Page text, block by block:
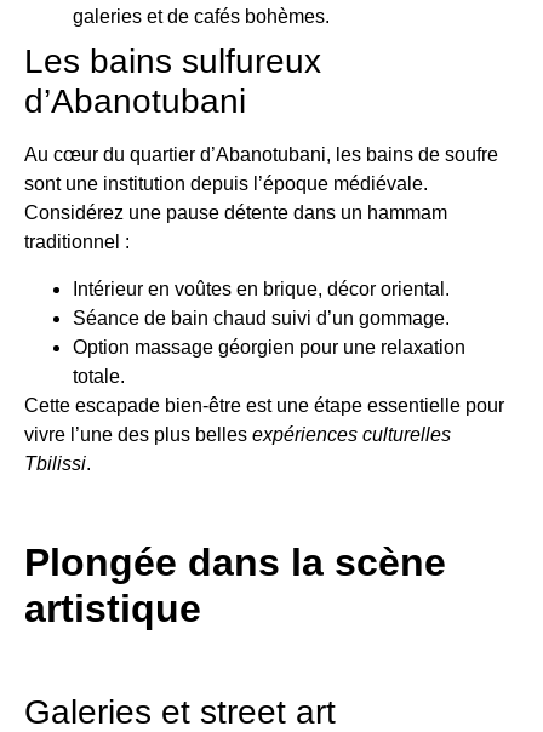
galeries et de cafés bohèmes.
Les bains sulfureux
d’Abanotubani
Au cœur du quartier d’Abanotubani, les bains de soufre
sont une institution depuis l’époque médiévale.
Considérez une pause détente dans un hammam
traditionnel :
Intérieur en voûtes en brique, décor oriental.
Séance de bain chaud suivi d’un gommage.
Option massage géorgien pour une relaxation
totale.
Cette escapade bien-être est une étape essentielle pour
vivre l’une des plus belles expériences culturelles
Tbilissi.
Plongée dans la scène
artistique
Galeries et street art